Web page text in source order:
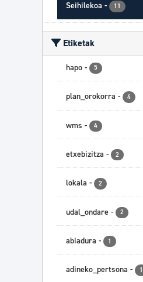
Seihilekoa - 11
Etiketak
hapo - 5
plan_orokorra - 4
wms - 4
etxebizitza - 2
lokala - 2
udal_ondare - 2
abiadura - 1
adineko_pertsona - 1